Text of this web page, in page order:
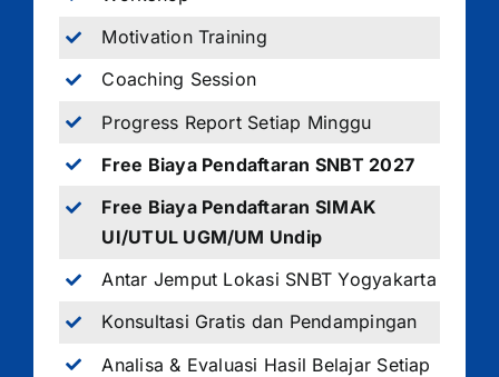
Motivation Training
Coaching Session
Progress Report Setiap Minggu
Free Biaya Pendaftaran SNBT 2027
Free Biaya Pendaftaran SIMAK
UI/UTUL UGM/UM Undip
Antar Jemput Lokasi SNBT Yogyakarta
Konsultasi Gratis dan Pendampingan
Analisa & Evaluasi Hasil Belajar Setiap